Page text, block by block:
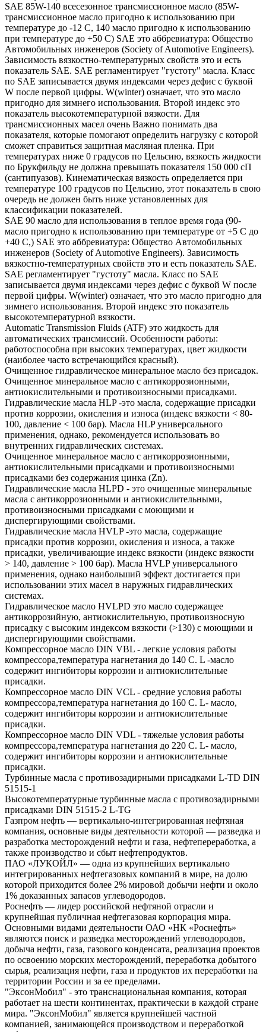
SAE 85W-140 всесезонное трансмиссионное масло (85W-
трансмиссионное масло пригодно к использованию при
температуре до -12 С, 140 масло пригодно к использованию
при температуре до +50 С) SAE это аббревиатура: Общество
Автомобильных инженеров (Society of Automotive Engineers).
Зависимость вязкостно-температурных свойств это и есть
показатель SAE. SAE регламентирует "густоту" масла. Класс
по SAE записывается двумя индексами через дефис с буквой
W после первой цифры. W(winter) означает, что это масло
пригодно для зимнего использования. Второй индекс это
показатель высокотемпературной вязкости. Для
трансмиссионных масел очень Важно понимать два
показателя, которые помогают определить нагрузку с которой
сможет справиться защитная масляная пленка. При
температурах ниже 0 градусов по Цельсию, вязкость жидкости
по Брукфильду не должна превышать показателя 150 000 сП
(сантипуазов). Кинематическая вязкость определяется при
температуре 100 градусов по Цельсию, этот показатель в свою
очередь не должен быть ниже установленных для
классификации показателей.
SAE 90 масло для использования в теплое время года (90-
масло пригодно к использованию при температуре от +5 С до
+40 С,) SAE это аббревиатура: Общество Автомобильных
инженеров (Society of Automotive Engineers). Зависимость
вязкостно-температурных свойств это и есть показатель SAE.
SAE регламентирует "густоту" масла. Класс по SAE
записывается двумя индексами через дефис с буквой W после
первой цифры. W(winter) означает, что это масло пригодно для
зимнего использования. Второй индекс это показатель
высокотемпературной вязкости.
Automatic Transmission Fluids (ATF) это жидкость для
автоматических трансмиссий. Особенности работы:
работоспособна при высоких температурах, цвет жидкости
(наиболее часто встречающийся красный).
Очищенное гидравлическое минеральное масло без присадок.
Очищенное минеральное масло с антикоррозионными,
антиокислительными и противоизносными присадками.
Гидравлические масла HLP -это масла, содержащие присадки
против коррозии, окисления и износа (индекс вязкости < 80-
100, давление < 100 бар). Масла HLP универсального
применения, однако, рекомендуется использовать во
внутренних гидравлических системах.
Очищенное минеральное масло с антикоррозионными,
антиокислительными присадками и противоизносными
присадками без содержания цинка (Zn).
Гидравлические масла HLPD - это очищенные минеральные
масла с антикоррозионными и антиокислительными,
противоизносными присадками с моющими и
диспергирующими свойствами.
Гидравлические масла HVLP -это масла, содержащие
присадки против коррозии, окисления и износа, а также
присадки, увеличивающие индекс вязкости (индекс вязкости
> 140, давление > 100 бар). Масла HVLP универсального
применения, однако наибольший эффект достигается при
использовании этих масел в наружных гидравлических
системах.
Гидравлическое масло HVLPD это масло содержащее
антикоррозийную, антиокислительную, противоизносную
присадку с высоким индексом вязкости (>130) с моющими и
диспергирующими свойствами.
Компрессорное масло DIN VBL - легкие условия работы
компрессора,температура нагнетания до 140 С. L -масло
содержит ингибиторы коррозии и антиокислительные
присадки.
Компрессорное масло DIN VCL - средние условия работы
компрессора,температура нагнетания до 160 С. L- масло,
содержит ингибиторы коррозии и антиокислительные
присадки.
Компрессорное масло DIN VDL - тяжелые условия работы
компрессора,температура нагнетания до 220 С. L- масло,
содержит ингибиторы коррозии и антиокислительные
присадки.
Турбинные масла с противозадирными присадками L-TD DIN
51515-1
Высокотемпературные турбинные масла с противозадирными
присадками DIN 51515-2 L-TG
Газпром нефть — вертикально-интегрированная нефтяная
компания, основные виды деятельности которой — разведка и
разработка месторождений нефти и газа, нефтепереработка, а
также производство и сбыт нефтепродуктов.
ПАО «ЛУКОЙЛ» — одна из крупнейших вертикально
интегрированных нефтегазовых компаний в мире, на долю
которой приходится более 2% мировой добычи нефти и около
1% доказанных запасов углеводородов.
Роснефть — лидер российской нефтяной отрасли и
крупнейшая публичная нефтегазовая корпорация мира.
Основными видами деятельности ОАО «НК «Роснефть»
являются поиск и разведка месторождений углеводородов,
добыча нефти, газа, газового конденсата, реализация проектов
по освоению морских месторождений, переработка добытого
сырья, реализация нефти, газа и продуктов их переработки на
территории России и за ее пределами.
"ЭксонМобил" - это транснациональная компания, которая
работает на шести континентах, практически в каждой стране
мира. "ЭксонМобил" является крупнейшей частной
компанией, занимающейся производством и переработкой